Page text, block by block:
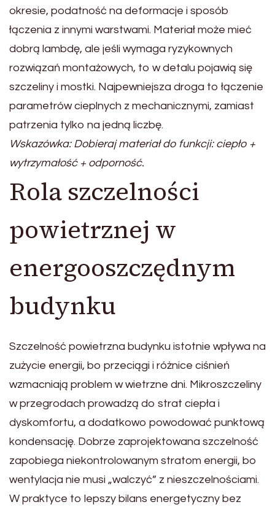
okresie, podatność na deformacje i sposób
łączenia z innymi warstwami. Materiał może mieć
dobrą lambdę, ale jeśli wymaga ryzykownych
rozwiązań montażowych, to w detalu pojawią się
szczeliny i mostki. Najpewniejsza droga to łączenie
parametrów cieplnych z mechanicznymi, zamiast
patrzenia tylko na jedną liczbę.
Wskazówka: Dobieraj materiał do funkcji: ciepło +
wytrzymałość + odporność.
Rola szczelności
powietrznej w
energooszczędnym
budynku
Szczelność powietrzna budynku istotnie wpływa na
zużycie energii, bo przeciągi i różnice ciśnień
wzmacniają problem w wietrzne dni. Mikroszczeliny
w przegrodach prowadzą do strat ciepła i
dyskomfortu, a dodatkowo powodować punktową
kondensację. Dobrze zaprojektowana szczelność
zapobiega niekontrolowanym stratom energii, bo
wentylacja nie musi „walczyć” z nieszczelnościami.
W praktyce to lepszy bilans energetyczny bez